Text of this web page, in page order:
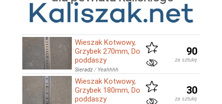
Wieszak Kotwowy,
Grzybek 270mm, Do
poddaszy
Sieradz / Yeahhhh
90
za sztukę
Wieszak Kotwowy,
Grzybek 180mm, Do
poddaszy
30
za sztukę